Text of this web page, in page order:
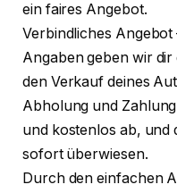
ein faires Angebot.
Verbindliches
Angaben geben wir
den Verkauf deines
Abholung und
und kostenlos ab, und
sofort überwiesen.
Durch den einfachen